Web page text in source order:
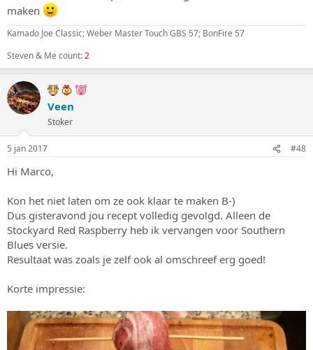
maken
Kamado Joe Classic; Weber Master Touch GBS 57; BonFire 57
Steven & Me count:2
Veen
Stoker
5 jan 2017 #48
Hi Marco,
Kon het niet laten om ze ook klaar te maken B-)
Dus gisteravond jou recept volledig gevolgd. Alleen de
Stockyard Red Raspberry heb ik vervangen voor Southern
Blues versie.
Resultaat was zoals je zelf ook al omschreef erg goed!
Korte impressie: